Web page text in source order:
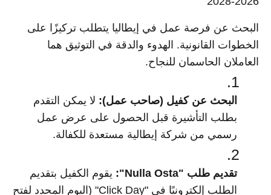
البحث عن فرصة عمل في إيطاليا يتطلب تركيزًا على
الخطوات القانونية. الهدوء والدقة في التوثيق هما
العاملان الحاسمان للنجاح.
البحث عن كفيل (صاحب عمل):لا يمكن التقدم
بطلب التأشيرة قبل الحصول على عرض عمل
رسمي من شركة إيطالية مستعدة للكفالة.
تقديم طلب "Nulla Osta":
يقوم الكفيل بتقديم
الطلب إلكترونيًا في "Click Day" (اليوم المحدد لفتح